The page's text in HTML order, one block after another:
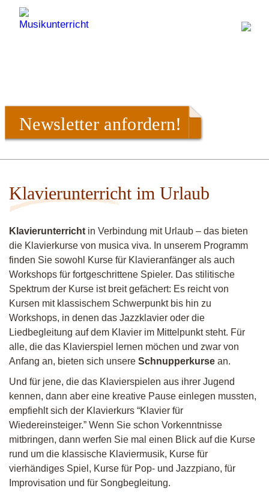
Newsletter anfordern!
Klavierunterricht im Urlaub
Klavierunterricht in Verbindung mit Urlaub – das bieten
die Klavierkurse von musica viva. In unserem Programm
finden Sie sowohl Kurse für Klavieranfänger als auch
Workshops für fortgeschrittene Spieler. Das stilitische
Spektrum der Kurse ist breit gefächert: Es reicht von
Kursen mit klassischem Schwerpunkt bis hin zu
Workshops, in denen das Jazzklavier oder die
Liedbegleitung auf dem Klavier im Mittelpunkt steht. Für
alle, die das Klavierspiel lernen möchen und zwar von
Anfang an, bieten sich unsere Schnupperkurse an.
Und für jene, die das Klavierspielen aus ihrer Jugend
kennen, dann aber eine kreative Pause einlegen mussten,
empfiehlt sich der Klavierkurs “Klavier für
Wiedereinsteiger.” Wenn Sie schon Vorkenntnisse
mitbringen, dann werfen Sie mal einen Blick auf die Kurse
rund um die klassische Klaviermusik, Kurse für
vierhändiges Spiel, Kurse für Pop- und Jazzpiano, für
Improvisation und für Songbegleitung.